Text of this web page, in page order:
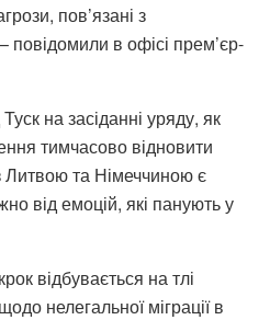
пов’язані з
повідомили в офісі прем’єр-
на засіданні уряду, як
тимчасово відновити
Литвою та Німеччиною є
від емоцій, які панують у
відбувається на тлі
нелегальної міграції в